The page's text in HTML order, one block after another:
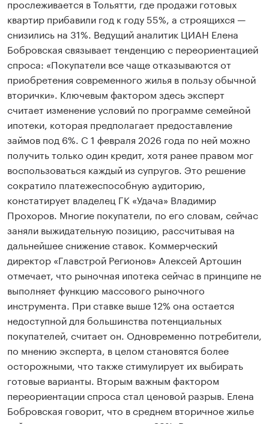
прослеживается в Тольятти, где продажи готовых
квартир прибавили год к году 55%, а строящихся —
снизились на 31%. Ведущий аналитик ЦИАН Елена
Бобровская связывает тенденцию с переориентацией
спроса: «Покупатели все чаще отказываются от
приобретения современного жилья в пользу обычной
вторички». Ключевым фактором здесь эксперт
считает изменение условий по программе семейной
ипотеки, которая предполагает предоставление
займов под 6%. С 1 февраля 2026 года по ней можно
получить только один кредит, хотя ранее правом мог
воспользоваться каждый из супругов. Это решение
сократило платежеспособную аудиторию,
констатирует владелец ГК «Удача» Владимир
Прохоров. Многие покупатели, по его словам, сейчас
заняли выжидательную позицию, рассчитывая на
дальнейшее снижение ставок. Коммерческий
директор «Главстрой Регионов» Алексей Артошин
отмечает, что рыночная ипотека сейчас в принципе не
выполняет функцию массового рыночного
инструмента. При ставке выше 12% она остается
недоступной для большинства потенциальных
покупателей, считает он. Одновременно потребители,
по мнению эксперта, в целом становятся более
осторожными, что также стимулирует их выбирать
готовые варианты. Вторым важным фактором
переориентации спроса стал ценовой разрыв. Елена
Бобровская говорит, что в среднем вторичное жилье